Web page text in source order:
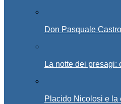
Don Pasquale
La notte dei presagi:
Placido Nicolosi e la